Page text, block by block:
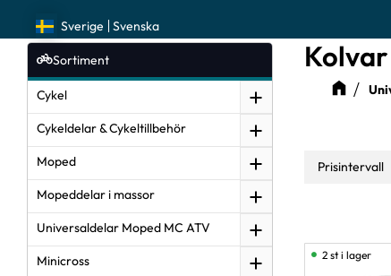
Sverige Svenska
Kolvar
Prisintervall
2 st i lager
Sortiment
Cykel
Cykeldelar & Cykeltillbehör
Moped
Mopeddelar i massor
Universaldelar Moped MC ATV
Minicross